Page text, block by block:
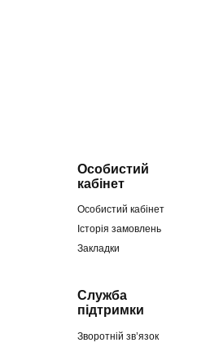
Особистий
кабінет
Особистий кабінет
Історія замовлень
Закладки
Служба
підтримки
Зворотній зв’язок